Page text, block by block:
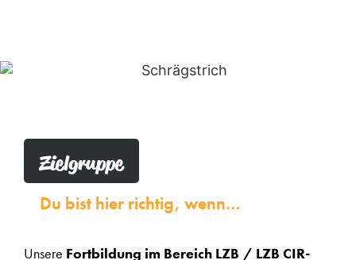
Zielgruppe
Du bist hier richtig, wenn…
Unsere Fortbildung im Bereich LZB / LZB CIR-